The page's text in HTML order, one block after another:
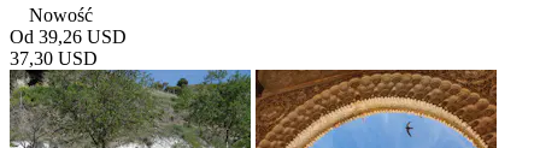
Nowość
Od 39,26 USD
37,30 USD